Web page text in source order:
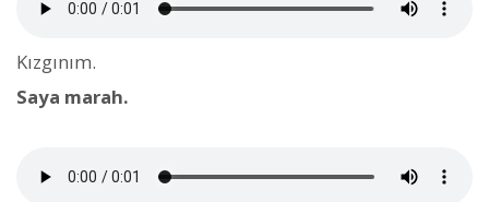
Kızgınım.
Saya marah.